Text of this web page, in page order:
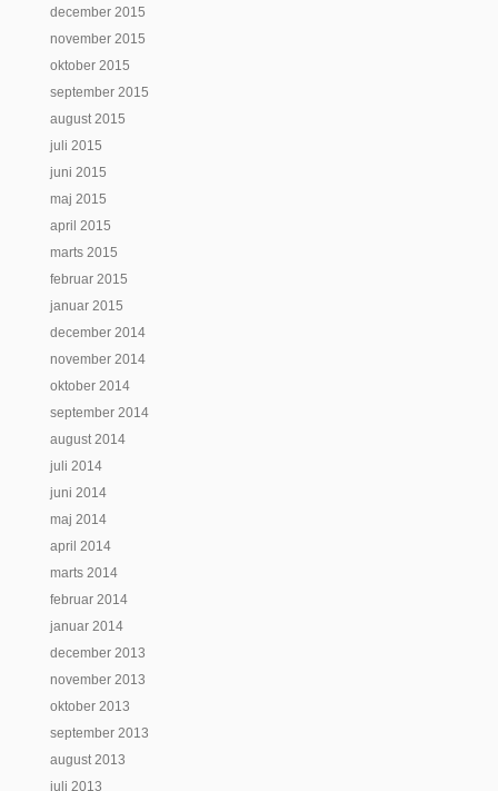
december 2015
november 2015
oktober 2015
september 2015
august 2015
juli 2015
juni 2015
maj 2015
april 2015
marts 2015
februar 2015
januar 2015
december 2014
november 2014
oktober 2014
september 2014
august 2014
juli 2014
juni 2014
maj 2014
april 2014
marts 2014
februar 2014
januar 2014
december 2013
november 2013
oktober 2013
september 2013
august 2013
juli 2013